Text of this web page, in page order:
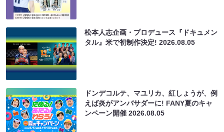
松本人志企画・プロデュース『ドキュメン
タル』米で初制作決定!2026.08.05
ドンデコルテ、マユリカ、紅しょうが、例
えば炎がアンバサダーに! FANY夏のキャ
ンペーン開催2026.08.05